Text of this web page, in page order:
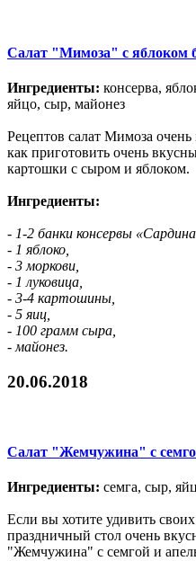
Салат "Мимоза" с яблоком
Ингредиенты: консерва,
яйцо, сыр, майонез
Рецептов салат Мимоза
как приготовить очень
картошки с сыром и яблоком.
Ингредиенты:
- 1-2 банки консервы
- 1 яблоко,
- 3 моркови,
- 1 луковица,
- 3-4 картошины,
- 5 яиц,
- 100 грамм сыра,
- майонез.
20.06.2018
Салат "Жемчужина" с
Ингредиенты: семга, сыр,
Если вы хотите удивить
праздничный стол очень
"Жемчужина" с семгой и